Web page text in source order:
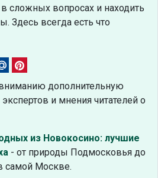
сложных вопросах и находить
Здесь всегда есть что
дополнительную
и мнения читателей о
из Новокосино: лучшие
- от природы Подмосковья до
самой Москве.